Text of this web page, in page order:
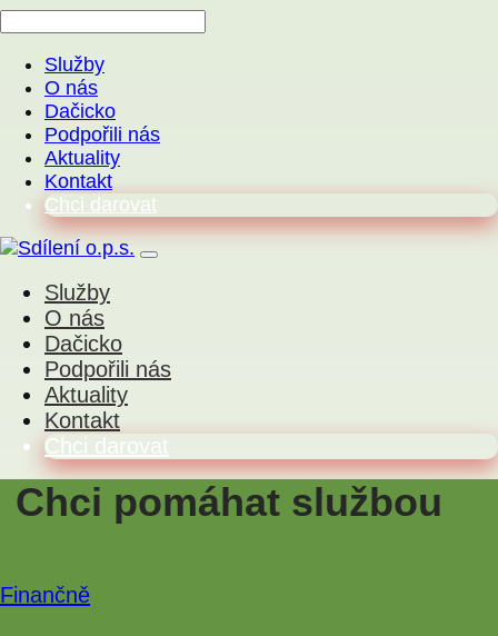
Služby
O nás
Dačicko
Podpořili nás
Aktuality
Kontakt
Chci darovat
Služby
O nás
Dačicko
Podpořili nás
Aktuality
Kontakt
Chci darovat
Chci pomáhat službou
Finančně